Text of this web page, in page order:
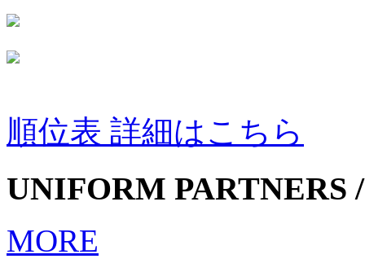
順位表 詳細はこちら
UNIFORM PARTNERS
MORE